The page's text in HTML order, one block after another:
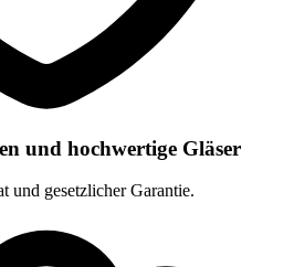
und hochwertige Gläser
und gesetzlicher Garantie.